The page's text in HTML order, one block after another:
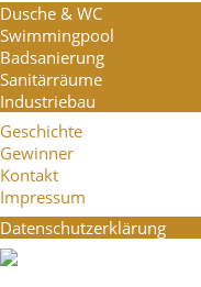
Dusche & WC
Swimmingpool
Badsanierung
Sanitärräume
Industriebau
Geschichte
Gewinner
Kontakt
Impressum
Datenschutzerklärung